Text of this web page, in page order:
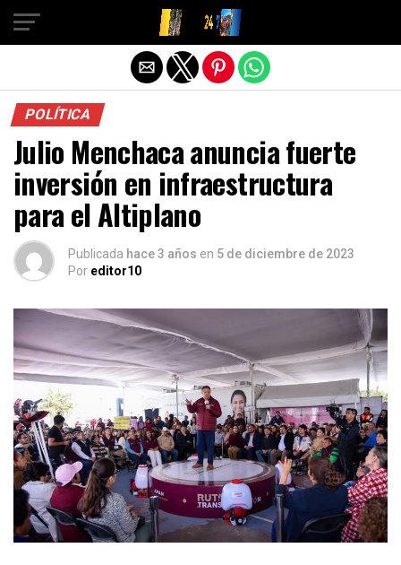
POLÍTICA
Julio Menchaca anuncia fuerte
inversión en infraestructura
para el Altiplano
Publicada hace 3 años en 5 de diciembre de 2023
Por editor10
Salir de la versión móvil